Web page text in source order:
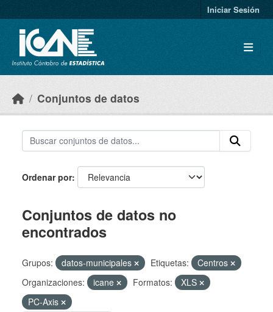
Iniciar Sesión
Conjuntos de datos
Ordenar por
Conjuntos de datos no
encontrados
Grupos: datos-municipales Etiquetas:
Centros
Organizaciones:
icane Formatos:
XLS
PC-Axis